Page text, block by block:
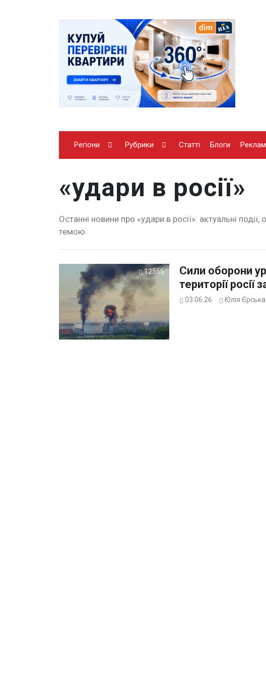
Регіони Рубрики Статті Блоги
«удари в росії»
Останні новини про «удари в росії»: актуальні
темою.
12555
Сили оборони
території росії
03.06.26 Юлія Єрська